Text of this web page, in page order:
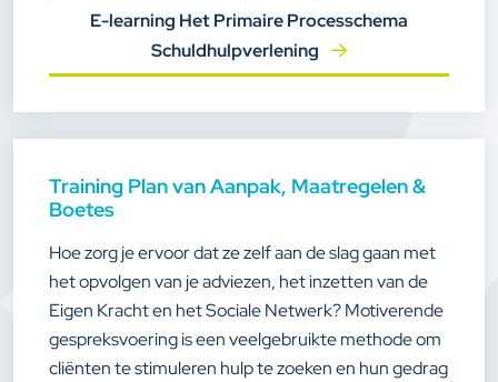
E-learning Het Primaire Processchema
Schuldhulpverlening
Training Plan van Aanpak, Maatregelen &
Boetes
Hoe zorg je ervoor dat ze zelf aan de slag gaan met
het opvolgen van je adviezen, het inzetten van de
Eigen Kracht en het Sociale Netwerk? Motiverende
gespreksvoering is een veelgebruikte methode om
cliënten te stimuleren hulp te zoeken en hun gedrag